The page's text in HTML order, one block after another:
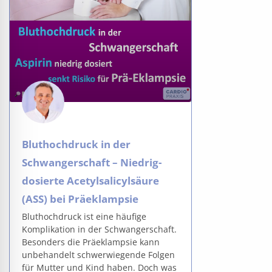
Bluthochdruck in der
Schwangerschaft – Niedrig-
dosierte Acetylsalicylsäure
(ASS) bei Präeklampsie
Bluthochdruck ist eine häufige
Komplikation in der Schwangerschaft.
Besonders die Präeklampsie kann
unbehandelt schwerwiegende Folgen
für Mutter und Kind haben. Doch was